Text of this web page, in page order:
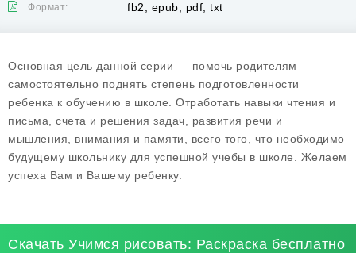
Формат: fb2, epub, pdf, txt
Основная цель данной серии — помочь родителям
самостоятельно поднять степень подготовленности
ребенка к обучению в школе. Отработать навыки чтения и
письма, счета и решения задач, развития речи и
мышления, внимания и памяти, всего того, что необходимо
будущему школьнику для успешной учебы в школе. Желаем
успеха Вам и Вашему ребенку.
Скачать Учимся рисовать: Раскраска бесплатно